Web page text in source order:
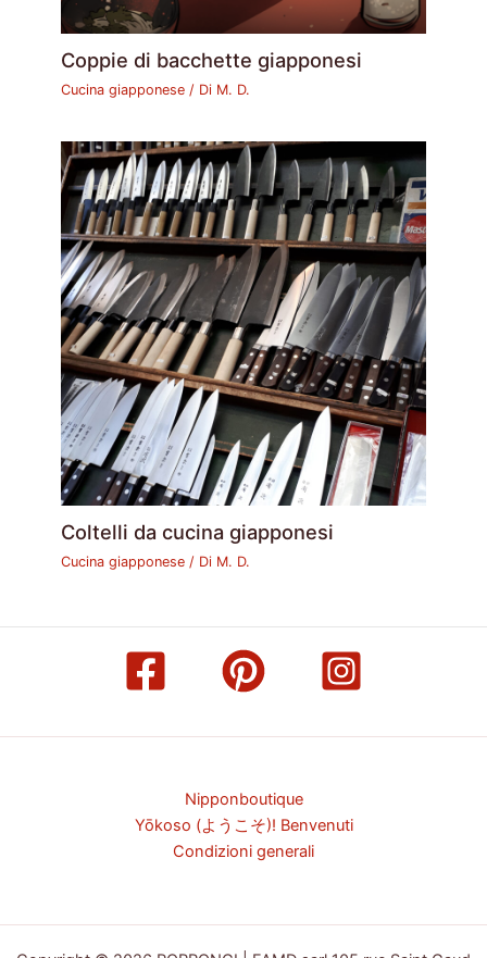
Coppie di bacchette giapponesi
Cucina giapponese / Di M. D.
Coltelli da cucina giapponesi
Cucina giapponese / Di M. D.
Nipponboutique
Yōkoso (ようこそ)! Benvenuti
Condizioni generali